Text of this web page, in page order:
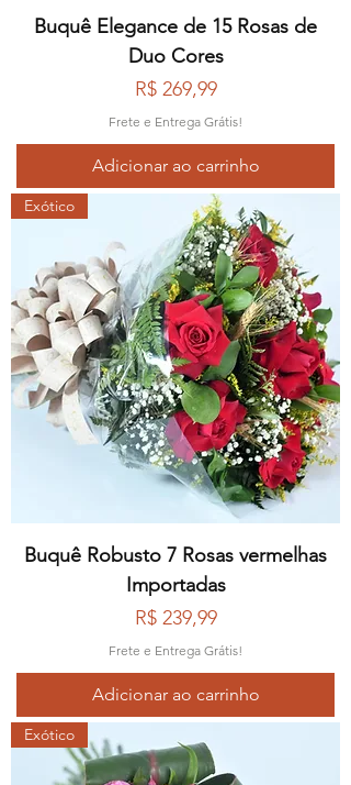
Buquê Elegance de 15 Rosas de
Duo Cores
Preço
R$ 269,99
Frete e Entrega Grátis!
Adicionar ao carrinho
Exótico
Buquê Robusto 7 Rosas vermelhas
Importadas
Preço
R$ 239,99
Frete e Entrega Grátis!
Adicionar ao carrinho
Exótico